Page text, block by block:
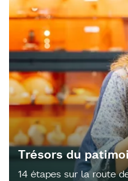
Trésors du
14 étapes sur la route